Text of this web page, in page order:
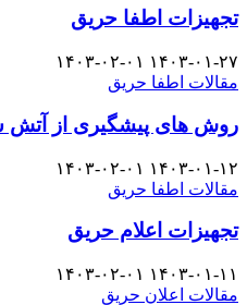
تجهیزات اطفا حریق
۱۴۰۳-۰۱-۲۷ ۱۴۰۳-۰۲-۰۱
مقالات اطفا حریق
روش های پیشگیری از آتش
۱۴۰۳-۰۱-۱۲ ۱۴۰۳-۰۲-۰۱
مقالات اطفا حریق
تجهیزات اعلام حریق
۱۴۰۳-۰۱-۱۱ ۱۴۰۳-۰۲-۰۱
مقالات اعلان حریق